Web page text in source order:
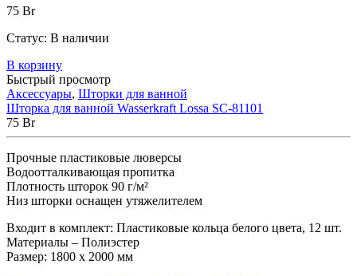
75 Br
Статус: В наличии
В корзину
Быстрый просмотр
Аксессуары, Шторки для ванной
Шторка для ванной Wasserkraft Lossa SC-81101
75 Br
Прочные пластиковые люверсы
Водоотталкивающая пропитка
Плотность шторок 90 г/м²
Низ шторки оснащен утяжелителем
Входит в комплект: Пластиковые кольца белого цвета, 12 шт.
Материалы – Полиэстер
Размер: 1800 х 2000 мм